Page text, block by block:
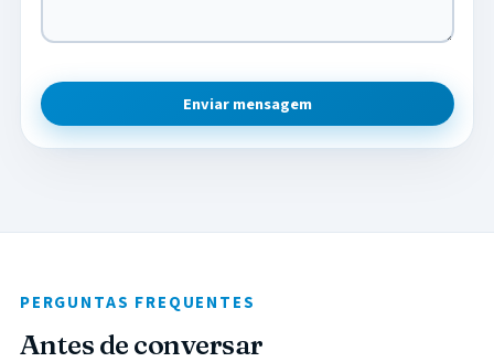
Enviar mensagem
PERGUNTAS FREQUENTES
Antes de conversar